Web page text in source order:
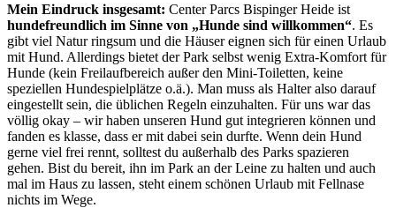
Mein Eindruck insgesamt: Center Parcs Bispinger Heide ist
hundefreundlich im Sinne von „Hunde sind willkommen“. Es
gibt viel Natur ringsum und die Häuser eignen sich für einen Urlaub
mit Hund. Allerdings bietet der Park selbst wenig Extra-Komfort für
Hunde (kein Freilaufbereich außer den Mini-Toiletten, keine
speziellen Hundespielplätze o.ä.). Man muss als Halter also darauf
eingestellt sein, die üblichen Regeln einzuhalten. Für uns war das
völlig okay – wir haben unseren Hund gut integrieren können und
fanden es klasse, dass er mit dabei sein durfte. Wenn dein Hund
gerne viel frei rennt, solltest du außerhalb des Parks spazieren
gehen. Bist du bereit, ihn im Park an der Leine zu halten und auch
mal im Haus zu lassen, steht einem schönen Urlaub mit Fellnase
nichts im Wege.